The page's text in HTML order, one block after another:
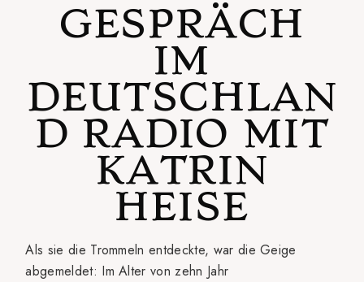
GESPRÄCH
IM
DEUTSCHLAN
D RADIO MIT
KATRIN
HEISE
Als sie die Trommeln entdeckte, war die Geige
abgemeldet: Im Alter von zehn Jahr